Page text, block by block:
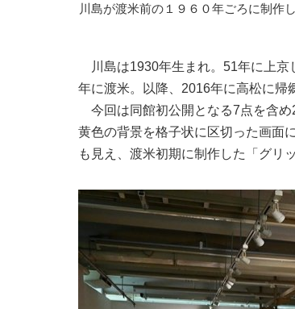
川島が渡米前の１９６０年ごろに制作
川島は1930年生まれ。51年に上京
年に渡米。以降、2016年に高松に帰
今回は同館初公開となる7点を含め
黄色の背景を格子状に区切った画面
も見え、渡米初期に制作した「グリ